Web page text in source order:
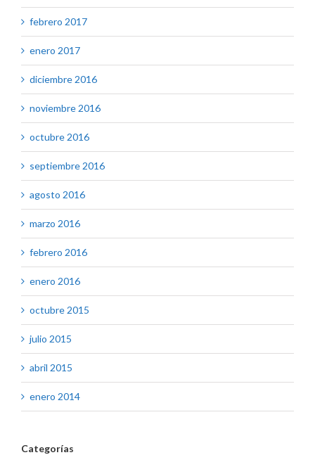
febrero 2017
enero 2017
diciembre 2016
noviembre 2016
octubre 2016
septiembre 2016
agosto 2016
marzo 2016
febrero 2016
enero 2016
octubre 2015
julio 2015
abril 2015
enero 2014
Categorías